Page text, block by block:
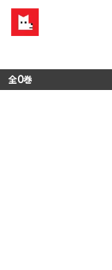
全0巻